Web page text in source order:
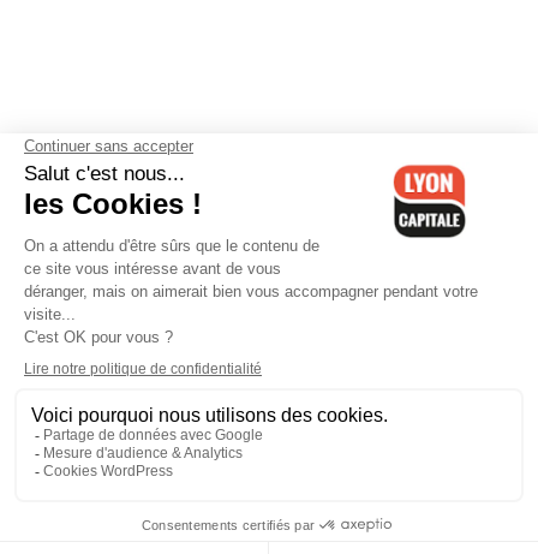
Contactez-nous-Mentions légales-CGV-Politique de
confidentialité-Gestion des cookies
Cedex 06